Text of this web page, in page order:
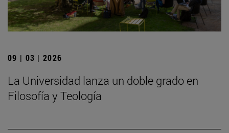
09 | 03 | 2026
La Universidad lanza un doble grado en
Filosofía y Teología